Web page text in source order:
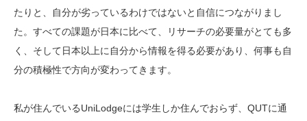
たりと、自分が劣っているわけではないと自信につながりまし
た。すべての課題が日本に比べて、リサーチの必要量がとても多
く、そして日本以上に自分から情報を得る必要があり、何事も自
分の積極性で方向が変わってきます。
私が住んでいるUniLodgeには学生しか住んでおらず、QUTに通